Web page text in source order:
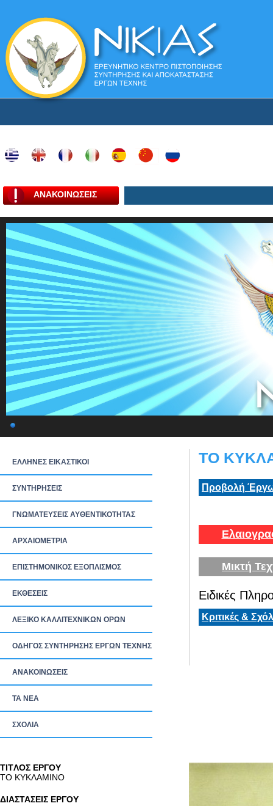
ΑΝΑΚΟΙΝΩΣΕΙΣ
ΕΛΛΗΝΕΣ ΕΙΚΑΣΤΙΚΟΙ
ΣΥΝΤΗΡΗΣΕΙΣ
ΓΝΩΜΑΤΕΥΣΕΙΣ ΑΥΘΕΝΤΙΚΟΤΗΤΑΣ
ΑΡΧΑΙΟΜΕΤΡΙΑ
ΕΠΙΣΤΗΜΟΝΙΚΟΣ ΕΞΟΠΛΙΣΜΟΣ
ΕΚΘΕΣΕΙΣ
ΛΕΞΙΚΟ ΚΑΛΛΙΤΕΧΝΙΚΩΝ ΟΡΩΝ
ΟΔΗΓΟΣ ΣΥΝΤΗΡΗΣΗΣ ΕΡΓΩΝ ΤΕΧΝΗΣ
ΑΝΑΚΟΙΝΩΣΕΙΣ
ΤΑ ΝEΑ
ΣΧΟΛΙΑ
ΤΟ
Προβολή
Μικτή
Ειδικές
Κριτικές &
TITΛΟΣ ΕΡΓΟΥ
ΤΟ ΚΥΚΛΑΜΙΝΟ
ΔΙΑΣΤΑΣΕΙΣ ΕΡΓΟΥ